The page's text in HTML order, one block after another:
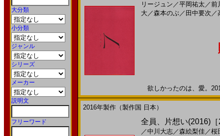
大分類
小分類
ジャンル
シリーズ
メーカー
説明文
フリーワード
リージュン ／平岡祐太 ／前
大／森本のぶ／ 田中要次 ／
欲しかったのは、愛。
2016年製作（製作国 日本）
全員、片想い(2016)
／中川大志／森絵梨佳／桜